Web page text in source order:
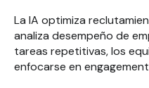
La IA optimiza
analiza desempeño de
tareas repetitivas, los
enfocarse en